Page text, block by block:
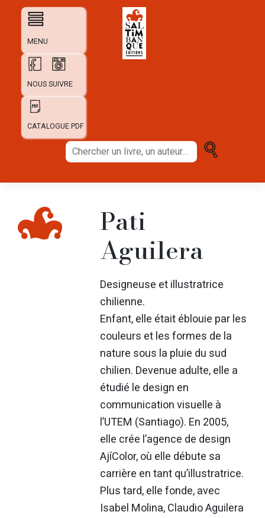
MENU
NOUS SUIVRE
CATALOGUE PDF
Chercher
un
Pati
Aguilera
Designeuse et illustratrice
chilienne.
Enfant, elle était éblouie par les
couleurs et les formes de la
nature sous la pluie du sud
chilien. Devenue adulte, elle a
étudié le design en
communication visuelle à
l’UTEM (Santiago). En 2005,
elle crée l’agence de design
AjíColor, où elle débute sa
carrière en tant qu’illustratrice.
Plus tard, elle fonde, avec
Isabel Molina, Claudio Aguilera